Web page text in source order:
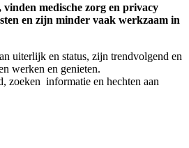
medische zorg en privacy
en zijn minder vaak werkzaam in
uiterlijk en status, zijn trendvolgend en
werken en genieten.
zoeken informatie en hechten aan